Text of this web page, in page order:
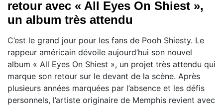
retour avec « All Eyes On Shiest »,
un album très attendu
C’est le grand jour pour les fans de Pooh Shiesty. Le
rappeur américain dévoile aujourd’hui son nouvel
album « All Eyes On Shiest », un projet très attendu qui
marque son retour sur le devant de la scène. Après
plusieurs années marquées par l’absence et les défis
personnels, l’artiste originaire de Memphis revient avec